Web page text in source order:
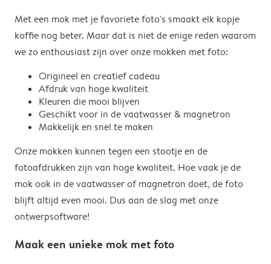
Met een mok met je favoriete foto's smaakt elk kopje
koffie nog beter. Maar dat is niet de enige reden waarom
we zo enthousiast zijn over onze mokken met foto:
Origineel en creatief cadeau
Afdruk van hoge kwaliteit
Kleuren die mooi blijven
Geschikt voor in de vaatwasser & magnetron
Makkelijk en snel te maken
Onze mokken kunnen tegen een stootje en de
fotoafdrukken zijn van hoge kwaliteit. Hoe vaak je de
mok ook in de vaatwasser of magnetron doet, de foto
blijft altijd even mooi. Dus aan de slag met onze
ontwerpsoftware!
Maak een unieke mok met foto